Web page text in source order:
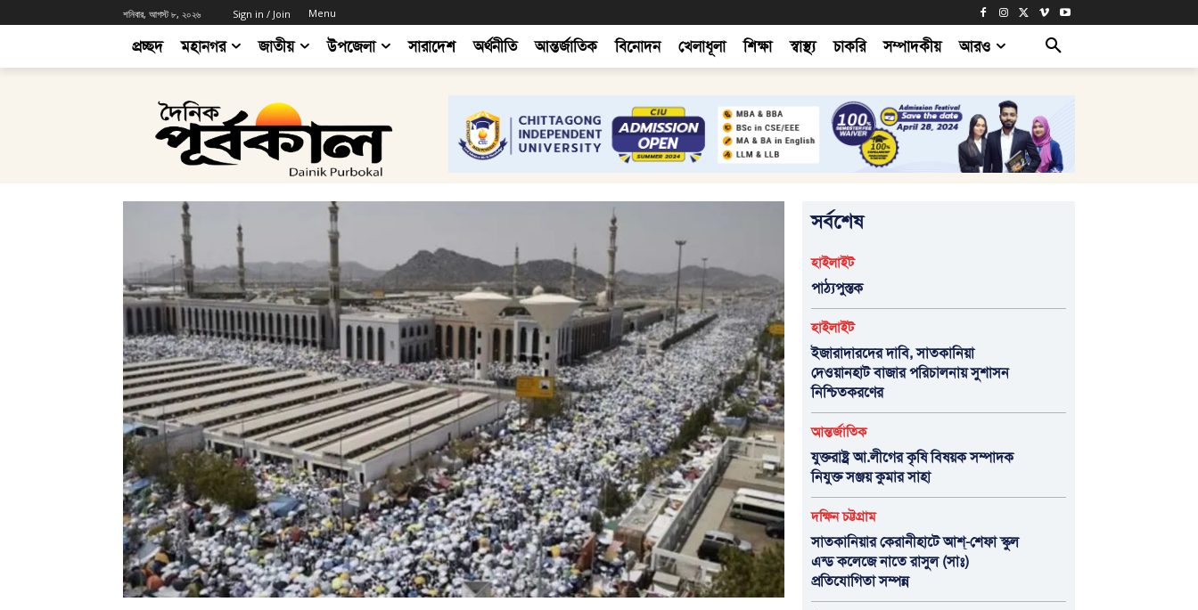
শনিবার, আগস্ট ৮, ২০২৬ Sign in / Join Menu
প্রচ্ছদ মহানগর জাতীয় উপজেলা সারাদেশ অর্থনীতি আন্তর্জাতিক বিনোদন খেলাধূলা শিক্ষা স্বাস্থ্য চাকরি সম্পাদকীয় আরও
সর্বশেষ
হাইলাইট
পাঠ্যপুস্তক
হাইলাইট
ইজারাদারদের দাবি, সাতকানিয়া
দেওয়ানহাট বাজার পরিচালনায় সুশাসন
নিশ্চিতকরণের
আন্তর্জাতিক
যুক্তরাষ্ট্র আ.লীগের কৃষি বিষয়ক সম্পাদক
নিযুক্ত সঞ্জয় কুমার সাহা
দক্ষিন চট্টগ্রাম
সাতকানিয়ার কেরানীহাটে আশ্-শেফা স্কুল
এন্ড কলেজে নাতে রাসুল (সাঃ)
প্রতিযোগিতা সম্পন্ন